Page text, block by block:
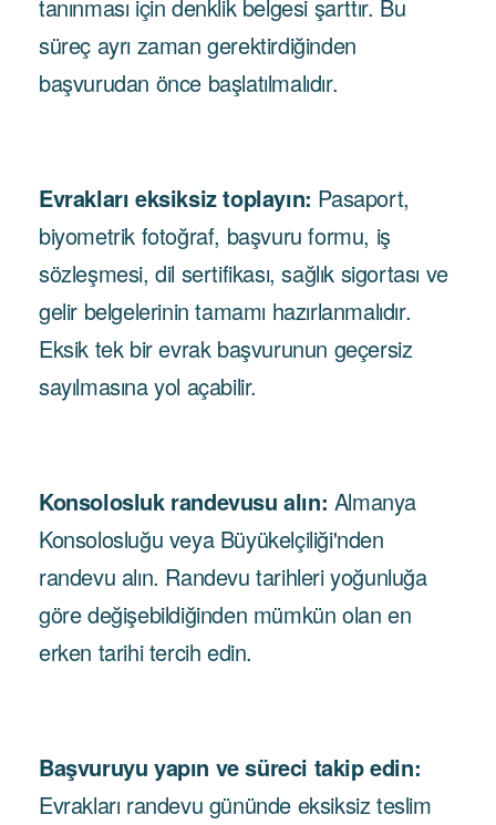
tanınması için denklik belgesi şarttır. Bu
süreç ayrı zaman gerektirdiğinden
başvurudan önce başlatılmalıdır.
Evrakları eksiksiz toplayın: Pasaport,
biyometrik fotoğraf, başvuru formu, iş
sözleşmesi, dil sertifikası, sağlık sigortası ve
gelir belgelerinin tamamı hazırlanmalıdır.
Eksik tek bir evrak başvurunun geçersiz
sayılmasına yol açabilir.
Konsolosluk randevusu alın: Almanya
Konsolosluğu veya Büyükelçiliği'nden
randevu alın. Randevu tarihleri yoğunluğa
göre değişebildiğinden mümkün olan en
erken tarihi tercih edin.
Başvuruyu yapın ve süreci takip edin:
Evrakları randevu gününde eksiksiz teslim